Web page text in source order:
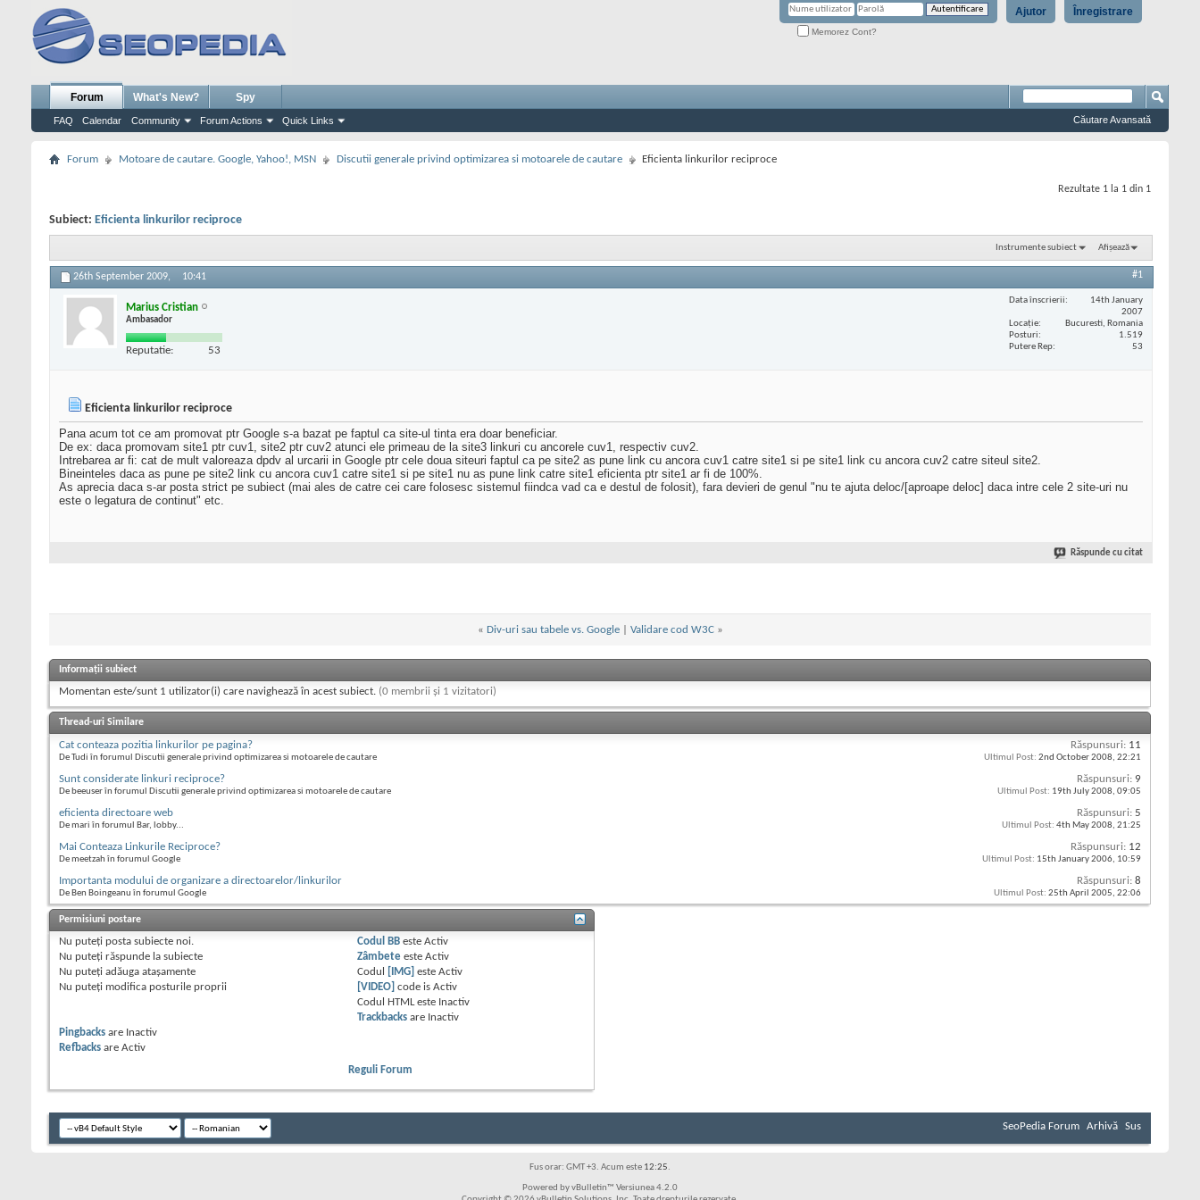
Înregistrare
Ajutor
Memorez Cont?
Forum
FAQ Calendar Community Forum Actions Quick Links
What's New? Spy
Căutare Avansată
Forum Motoare de cautare. Google, Yahoo!, MSN Discutii generale privind optimizarea si motoarele de cautare Eficienta linkurilor reciproce
Rezultate 1 la 1 din 1
Subiect: Eficienta linkurilor reciproce
Instrumente subiect Afișează
26th September 2009, 10:41 #1
Marius Cristian
Ambasador
Reputatie: 53
Data înscrierii
14th January
2007
Locaţie
Bucuresti, Romania
Posturi
1.519
Putere Rep
53
Eficienta linkurilor reciproce
Pana acum tot ce am promovat ptr Google s-a bazat pe faptul ca site-ul tinta era doar beneficiar.
De ex: daca promovam site1 ptr cuv1, site2 ptr cuv2 atunci ele primeau de la site3 linkuri cu ancorele cuv1, respectiv cuv2.
Intrebarea ar fi: cat de mult valoreaza dpdv al urcarii in Google ptr cele doua siteuri faptul ca pe site2 as pune link cu ancora cuv1 catre site1 si pe site1 link cu ancora cuv2 catre siteul site2.
Bineinteles daca as pune pe site2 link cu ancora cuv1 catre site1 si pe site1 nu as pune link catre site1 eficienta ptr site1 ar fi de 100%.
As aprecia daca s-ar posta strict pe subiect (mai ales de catre cei care folosesc sistemul fiindca vad ca e destul de folosit), fara devieri de genul "nu te ajuta deloc/[aproape deloc] daca intre cele 2 site-uri nu
este o legatura de continut" etc.
Răspunde cu citat
« Div-uri sau tabele vs. Google| Validare cod W3C »
Informații subiect
Momentan este/sunt 1 utilizator(i) care navighează în acest subiect. (0 membrii și 1 vizitatori)
Thread-uri Similare
Cat conteaza pozitia linkurilor pe pagina?
De Tudi în forumul Discutii generale privind optimizarea si motoarele de cautare
Răspunsuri: 11
Ultimul Post: 2nd October 2008, 22:21
Sunt considerate linkuri reciproce?
De beeuser în forumul Discutii generale privind optimizarea si motoarele de cautare
Răspunsuri: 9
Ultimul Post: 19th July 2008, 09:05
eficienta directoare web
De mari în forumul Bar, lobby...
Răspunsuri: 5
Ultimul Post: 4th May 2008, 21:25
Mai Conteaza Linkurile Reciproce?
De meetzah în forumul Google
Răspunsuri: 12
Ultimul Post: 15th January 2006, 10:59
Importanta modului de organizare a directoarelor/linkurilor
De Ben Boingeanu în forumul Google
Răspunsuri: 8
Ultimul Post: 25th April 2005, 22:06
Permisiuni postare
Nu puteţi posta subiecte noi.
Nu puteţi răspunde la subiecte
Nu puteţi adăuga ataşamente
Nu puteţi modifica posturile proprii
Codul BB esteActiv
Zâmbete esteActiv
Codul
[IMG] esteActiv
[VIDEO] code isActiv
Codul HTML este Inactiv
Trackbacks are Inactiv
Pingbacks are Inactiv
Refbacks are Activ
Reguli Forum
SeoPedia Forum Arhivă Sus
Fus orar: GMT +3. Acum este 12:25.
Powered by vBulletin™ Versiunea 4.2.0